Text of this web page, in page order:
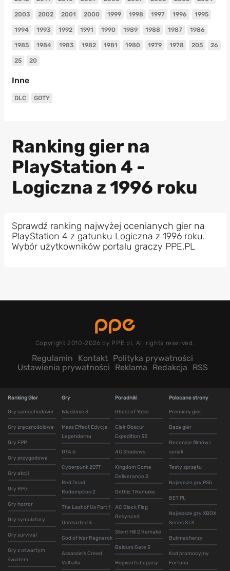
2003 2002 2001 2000 1999 1998 1997 1996 1995
1994 1993 1992 1991 1990 1989 1988 1987 1986
1985 1984 1983 1982 1981 1980 1979 1978 205 26
25 20
Inne
DLC GOTY
Ranking gier na
PlayStation 4 -
Logiczna z 1996 roku
Sprawdź ranking najwyżej ocenianych gier na
PlayStation 4 z gatunku Logiczna z 1996 roku.
Wybór użytkowników portalu graczy PPE.PL
Copyright 2010-2026 by PPE.pl. All rights reserved.
Regulamin Kontakt Polityka prywatności
Ustawienia prywatności
Reklama Redakcja RSS
Ranking Gier
Gry samochodowe
Gry zręcznościowe
Gry FPP
Gry przygodowe
Gry akcji
Gry RPG
Gry horror
Gry symulatory
Gry survival
Gry z otwartym
światem
Gry
Wiedźmin 3
Mass Effect Edycja
Legendarna
GTA 5
Cyberpunk 2077
Red Dead
Redemption 2
The Last of Us Part 1
Uncharted 4
God of War Ragnarok
Assassin's Creed
Valhalla
Poradniki
Ghost of Yotei
Clair Obscur
Expedition 33
AC Shadows
Kingdom Come
Deliverance 2
Gothic 1 Remake
AC Black Flag
Resynced
Silent Hill 2 Remake
Baldurs Gate 3
Hogwarts Legacy
Polecane strony
Premiery gier
Baza gier
Recenzje filmów i
seriali
Testy sprzętu
Najlepsze gry PS5
BET.PL
Najlepsze gry XBOX
Series S i X
Bukmacherzy
Kod promocyjny
Fortuna